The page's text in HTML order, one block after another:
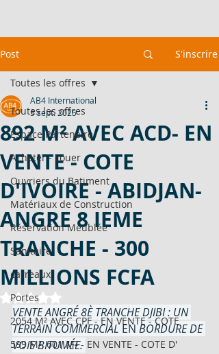
Post S'inscrire
Toutes les offres
Espace Partenaire
Acheter - Louer
Ouvriers du Batiment
Matériaux de Construction
Réservation Meublée
Sanitaire
carreaux
Portes
2054 M² AVEC CPF - EN VENTE - COTE
599 M², 601 M² - EN VENTE - COTE D'
Toutes les offres
892 M² AVEC ACD- EN
VENTE - COTE
D'IVOIRE - ABIDJAN-
ANGRE 8 IEME
TRANCHE - 300
MILLIONS FCFA
AB4 International
5 sept. 2025
Noté NaN étoiles sur 5.
VENTEANGRÉ 8È TRANCHE DJIBI : UN
TERRAIN COMMERCIAL EN BORDURE DE
VOIE BITUMÉE.